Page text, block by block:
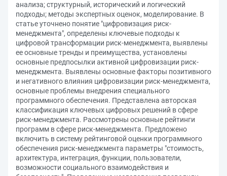
анализа; структурный, исторический и логический
подходы; методы экспертных оценок, моделирование. В
статье уточнено понятие "цифровизация риск-
менеджмента", определены ключевые подходы к
цифровой трансформации риск-менеджмента, выявлены
ее основные тренды и преимущества, установлены
основные предпосылки активной цифровизации риск-
менеджмента. Выявлены основные факторы позитивного
и негативного влияния цифровизации риск-менеджмента,
основные проблемы внедрения специального
программного обеспечения. Представлена авторская
классификация ключевых цифровых решений в сфере
риск-менеджмента. Рассмотрены основные рейтинги
программ в сфере риск-менеджмента. Предложено
включить в систему рейтинговой оценки программного
обеспечения риск-менеджмента параметры "стоимость,
архитектура, интеграция, функции, пользователи,
возможности социального взаимодействия и